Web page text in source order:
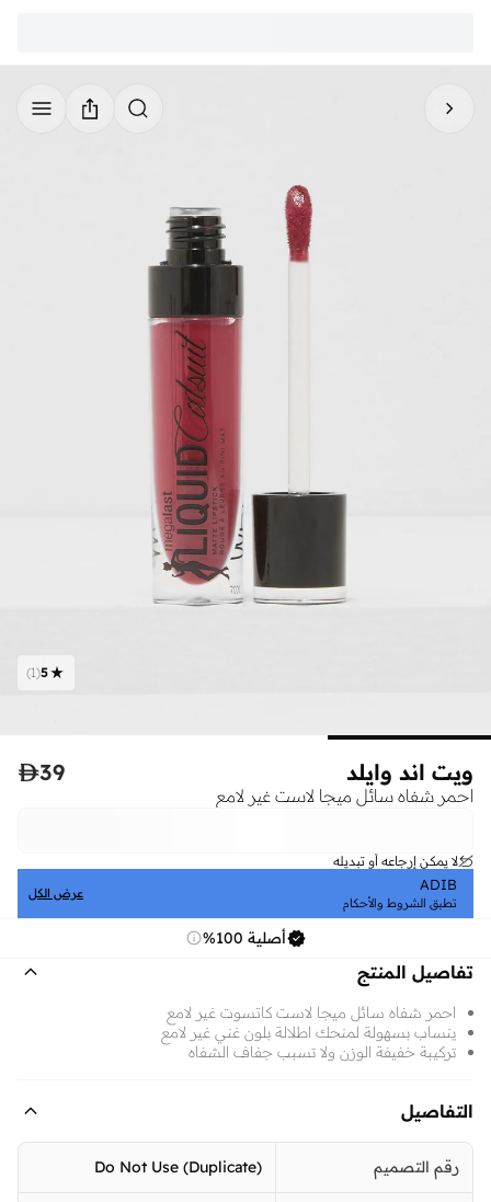
5
(
1
)
ويت اند وايلد
احمر شفاه سائل ميجا لاست غير لامع
39
لا يمكن إرجاعه أو تبديله
ADIB
تطبق الشروط والأحكام
عرض الكل
أصلية 100%
تفاصيل المنتج
احمر شفاه سائل ميجا لاست كاتسوت غير لامع
ينساب بسهولة لمنحك اطلالة بلون غني غير لامع
تركيبة خفيفة الوزن ولا تسبب جفاف الشفاه
التفاصيل
رقم التصميم Do Not Use (Duplicate)